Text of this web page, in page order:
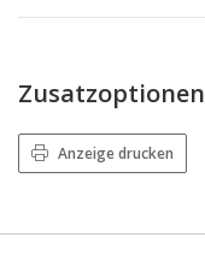
Zusatzoptionen
Anzeige drucken